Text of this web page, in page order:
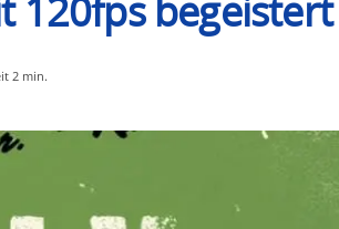
120fps
2 min.